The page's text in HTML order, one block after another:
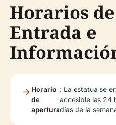
Horarios
Entrada e
Horario
de
apertura
: La estatua se
accesible las 24
días de la